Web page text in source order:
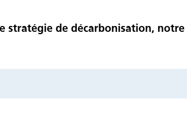
stratégie de décarbonisation,